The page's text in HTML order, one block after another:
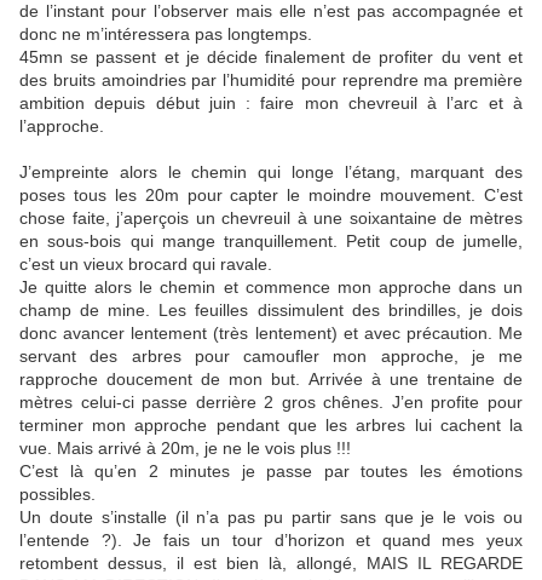
de l’instant pour l’observer mais elle n’est pas accompagnée et
donc ne m’intéressera pas longtemps.
45mn se passent et je décide finalement de profiter du vent et
des bruits amoindries par l’humidité pour reprendre ma première
ambition depuis début juin : faire mon chevreuil à l’arc et à
l’approche.
J’empreinte alors le chemin qui longe l’étang, marquant des
poses tous les 20m pour capter le moindre mouvement. C’est
chose faite, j’aperçois un chevreuil à une soixantaine de mètres
en sous-bois qui mange tranquillement. Petit coup de jumelle,
c’est un vieux brocard qui ravale.
Je quitte alors le chemin et commence mon approche dans un
champ de mine. Les feuilles dissimulent des brindilles, je dois
donc avancer lentement (très lentement) et avec précaution. Me
servant des arbres pour camoufler mon approche, je me
rapproche doucement de mon but. Arrivée à une trentaine de
mètres celui-ci passe derrière 2 gros chênes. J’en profite pour
terminer mon approche pendant que les arbres lui cachent la
vue. Mais arrivé à 20m, je ne le vois plus !!!
C’est là qu’en 2 minutes je passe par toutes les émotions
possibles.
Un doute s’installe (il n’a pas pu partir sans que je le vois ou
l’entende ?). Je fais un tour d’horizon et quand mes yeux
retombent dessus, il est bien là, allongé, MAIS IL REGARDE